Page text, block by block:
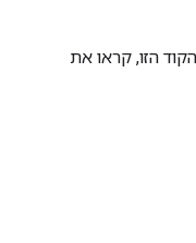
קראו את